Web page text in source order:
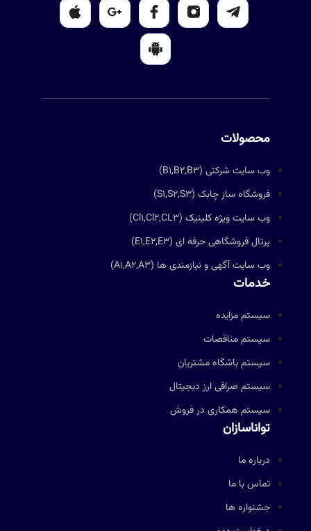
محصولات
وب سایت شرکتی (B1,B2,B3)
فروشگاه ساز چابک (S1,S2,S3)
وب سایت ویژه کلینیک (Cl1,Cl2,CL3)
پرتال فروشگاهی حرفه ای (E1,E2,E3)
وب سایت آگهی و نیازمندی ها (A1,A2,A3)
خدمات
سیستم مزایده
سیستم مناقصات
سیستم باشگاه مشتریان
سیستم صرافی ارز دیجیتال
سیستم همکاری در فروش
تواناسازان
درباره ما
تماس با ما
جشنواره ها